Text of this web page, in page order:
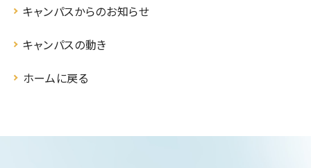
キャンパスからのお知らせ
キャンパスの動き
ホームに戻る